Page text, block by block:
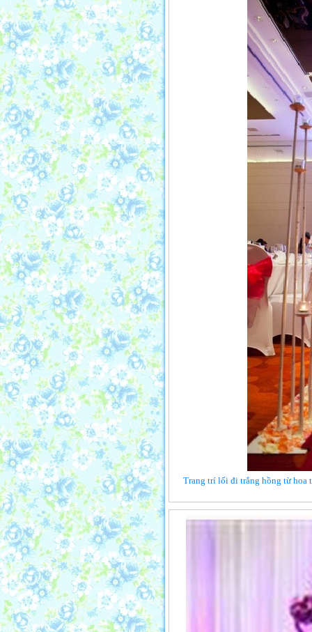
Trang trí lối đi trắng hồng từ hoa